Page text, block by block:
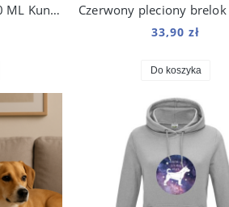
Kubek LATTE DUŻY 450 ML Kundelek
33,90 zł
Do koszyka